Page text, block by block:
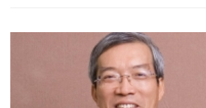
報》更指出，川普這次沒有談出什麼具體成果
感情」，打算未來要藉雙方情誼說服金正恩，